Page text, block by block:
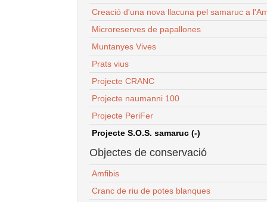
Creació d'una nova llacuna pel samaruc a
Microreserves de papallones
Muntanyes Vives
Prats vius
Projecte CRANC
Projecte naumanni 100
Projecte PeriFer
Projecte S.O.S. samaruc (-)
Objectes de conservació
Amfibis
Cranc de riu de potes blanques